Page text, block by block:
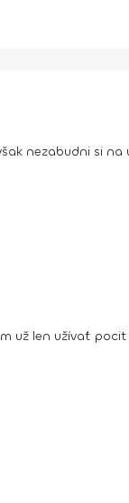
nezabudni si
už len užívať